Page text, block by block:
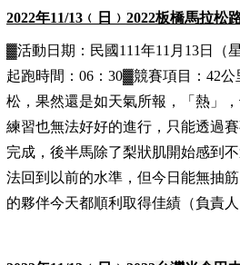
2022年11/13 ﹙日﹚ 2022板橋馬拉松
▓活動日期： 民國111年11月13日
（
起跑時間：06：30▓競賽項目：42
松，果然還是如天氣所報，「熱」
練習也無法好好的進行，只能透過
完成，後半馬除了梨狀肌開始感到
法回到以前的水準，但今日能無抽
的夥伴今天都順利取得佳績 （負責